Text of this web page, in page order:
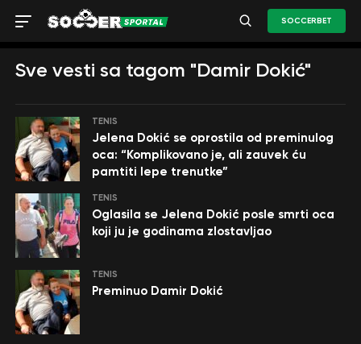
SOCCERBET
Sve vesti sa tagom "Damir Dokić"
TENIS
Jelena Dokić se oprostila od preminulog
oca: “Komplikovano je, ali zauvek ću
pamtiti lepe trenutke”
TENIS
Oglasila se Jelena Dokić posle smrti oca
koji ju je godinama zlostavljao
TENIS
Preminuo Damir Dokić